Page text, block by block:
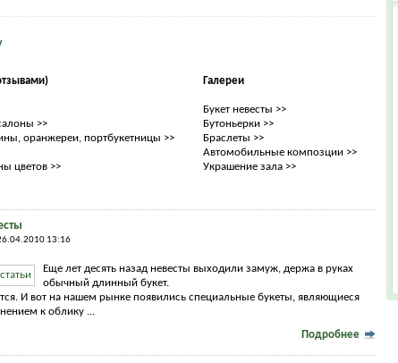
>>
оранжереи, портбукетницы >>
цветов >>
Галереи
Букет невесты >>
Бутоньерки >>
Браслеты >>
Автомобильные композции >>
Украшение зала >>
13:16
Еще лет десять назад невесты выходили замуж, держа в руках
обычный длинный букет.
И вот на нашем рынке появились специальные букеты, являющиеся
к облику ...
Подробнее